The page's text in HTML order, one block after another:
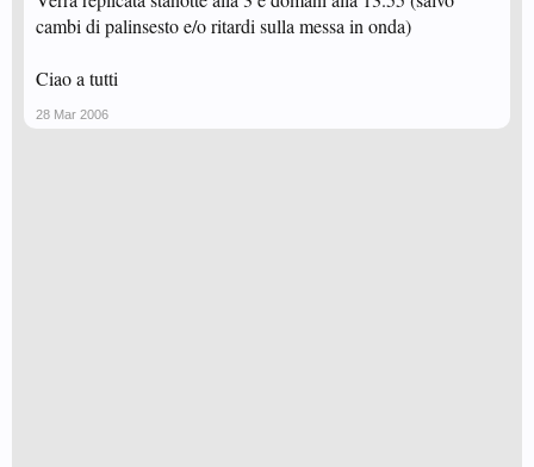
cambi di palinsesto e/o ritardi sulla messa in onda)
Ciao a tutti
28 Mar 2006